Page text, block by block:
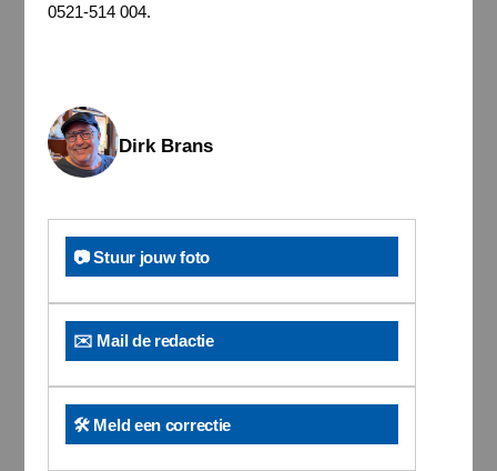
0521-514 004.
Dirk Brans
📷 Stuur jouw foto
✉️ Mail de redactie
🛠️ Meld een correctie